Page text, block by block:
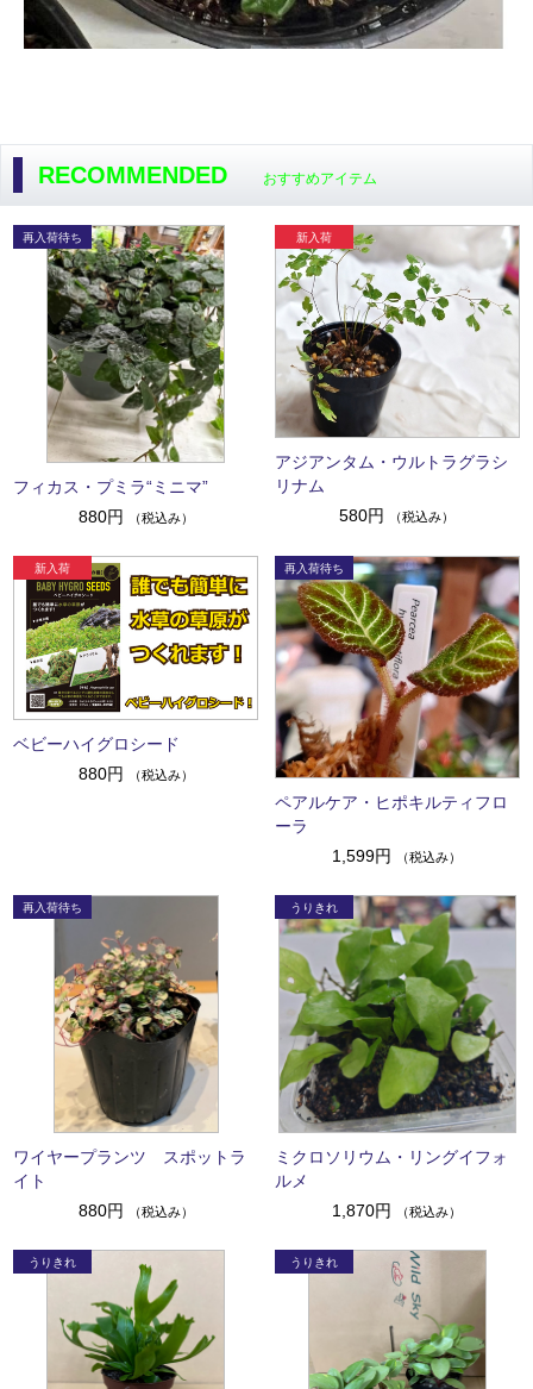
RECOMMENDED おすすめアイテム
フィカス・プミラ“ミニマ”
880円
（税込み）
アジアンタム・ウルトラグラシ
リナム
580円
（税込み）
ベビーハイグロシード
880円
（税込み）
ペアルケア・ヒポキルティフロ
ーラ
1,599円
（税込み）
ワイヤープランツ スポットラ
イト
880円
（税込み）
ミクロソリウム・リングイフォ
ルメ
1,870円
（税込み）